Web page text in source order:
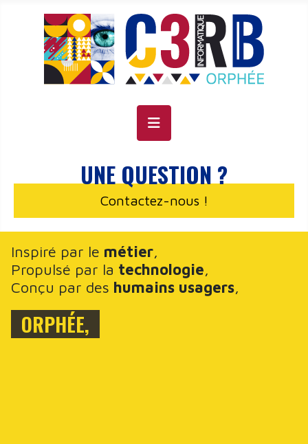
UNE QUESTION ?
Contactez-nous !
Inspiré par le métier,
Propulsé par la technologie,
Conçu par des humains usagers,
ORPHÉE,